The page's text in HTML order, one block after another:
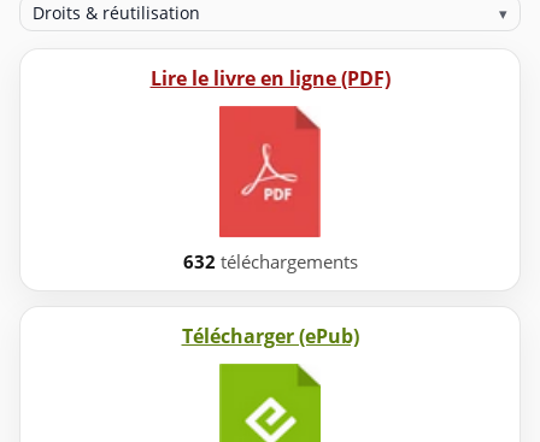
Droits & réutilisation ▾
Lire le livre en ligne (PDF)
632 téléchargements
Télécharger (ePub)